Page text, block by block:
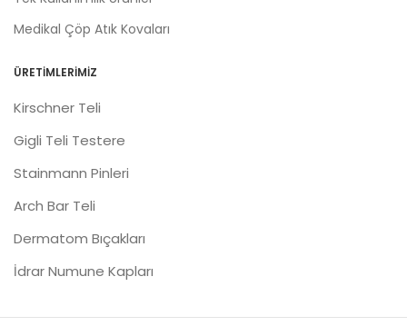
Medikal Çöp Atık Kovaları
ÜRETIMLERIMIZ
Kirschner Teli
Gigli Teli Testere
Stainmann Pinleri
Arch Bar Teli
Dermatom Bıçakları
İdrar Numune Kapları